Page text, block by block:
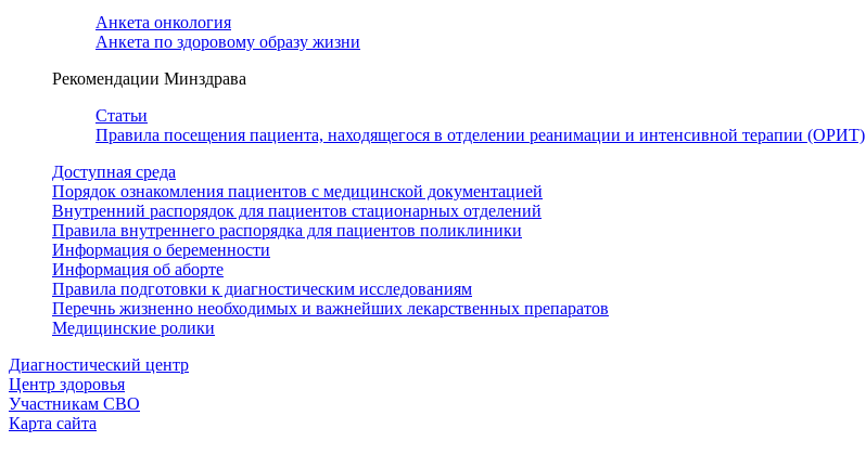
Анкета онкология
Анкета по здоровому образу жизни
Рекомендации Минздрава
Статьи
Правила посещения пациента, находящегося в отделении реанимации и интенсивной терапии (ОРИТ)
Доступная среда
Порядок ознакомления пациентов с медицинской документацией
Внутренний распорядок для пациентов стационарных отделений
Правила внутреннего распорядка для пациентов поликлиники
Информация о беременности
Информация об аборте
Правила подготовки к диагностическим исследованиям
Перечнь жизненно необходимых и важнейших лекарственных препаратов
Медицинские ролики
Диагностический центр
Центр здоровья
Участникам СВО
Карта сайта